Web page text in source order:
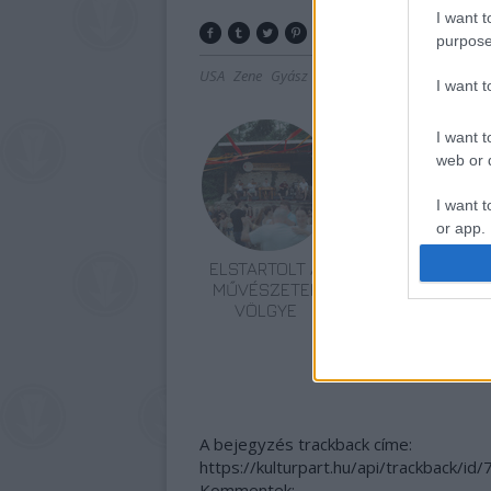
I want
I want
I want
web or
I want
or app.
I want
USA Zene Gyász
ELSTARTOLT A
MŰVÉSZETEK
VÖLGYE
ÜNNEPE
A bejegyzés trackback címe:
https://kulturpart.hu/api/trackback/id/